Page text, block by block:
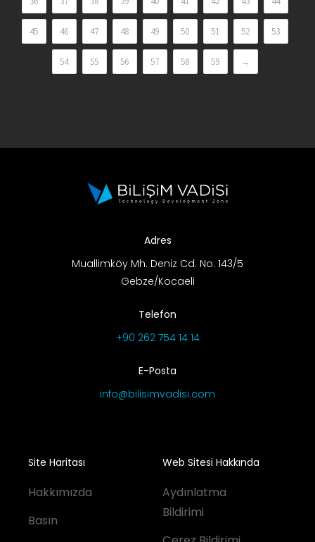
45 46 47 48 49 50 51 52 53
54 55 56 57 58 59 →
Adres
Muallimköy Mh. Deniz Cd. No: 143/5
Gebze/Kocaeli
Telefon
+90 262 754 14 14
E-Posta
info@bilisimvadisi.com
Site Haritası
Hakkımızda
Basın
Web Sitesi Hakkında
Aydınlatma
Bildirimi